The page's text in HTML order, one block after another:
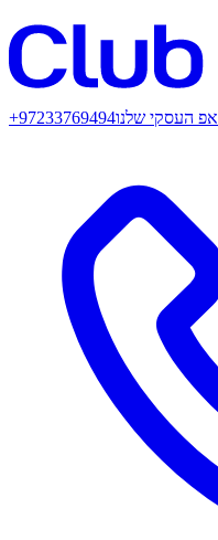
+97233769494העסקי שלנו